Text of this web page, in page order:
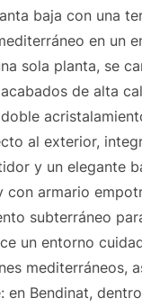
baja con una
en un
sola planta, se
de alta
al exterior,
y un elegante
con armario
subterráneo
un entorno
mediterráneos,
en Bendinat,